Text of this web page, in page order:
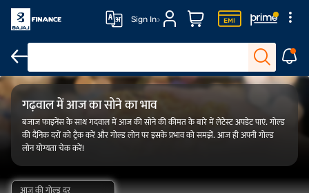
Sign In
ओवरव्यू कैलकुलेटर
गढ़वाल में आज का सोने का भाव
बजाज फाइनेंस के साथ गदवाल में आज की सोने की कीमत के बारे में लेटेस्ट अपडेट पाएं. गोल्ड
की दैनिक दरों को ट्रैक करें और गोल्ड लोन पर इसके प्रभाव को समझें. आज ही अपनी गोल्ड
लोन योग्यता चेक करें!
आज की गोल्ड दर